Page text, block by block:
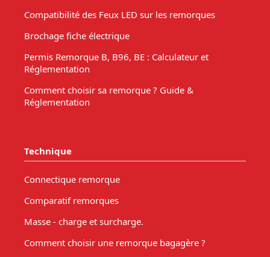
Compatibilité des Feux LED sur les remorques
Brochage fiche électrique
Permis Remorque B, B96, BE : Calculateur et
Réglementation
Comment choisir sa remorque ? Guide &
Réglementation
Technique
Connectique remorque
Comparatif remorques
Masse - charge et surcharge.
Comment choisir une remorque bagagère ?